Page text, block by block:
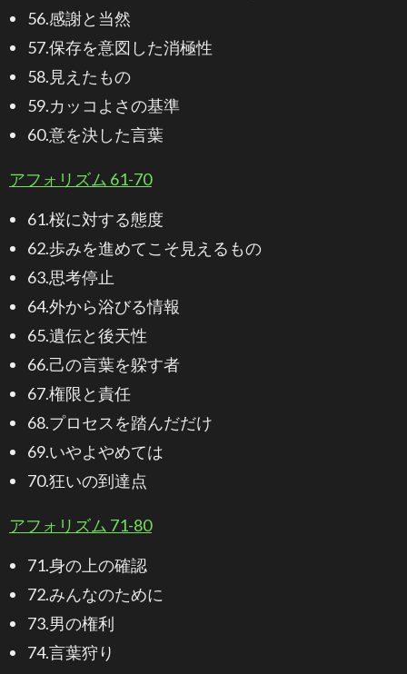
56.感謝と当然
57.保存を意図した消極性
58.見えたもの
59.カッコよさの基準
60.意を決した言葉
アフォリズム 61-70
61.桜に対する態度
62.歩みを進めてこそ見えるもの
63.思考停止
64.外から浴びる情報
65.遺伝と後天性
66.己の言葉を躱す者
67.権限と責任
68.プロセスを踏んだだけ
69.いやよやめては
70.狂いの到達点
アフォリズム 71-80
71.身の上の確認
72.みんなのために
73.男の権利
74.言葉狩り